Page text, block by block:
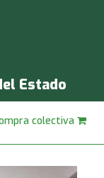
Estado
colectiva